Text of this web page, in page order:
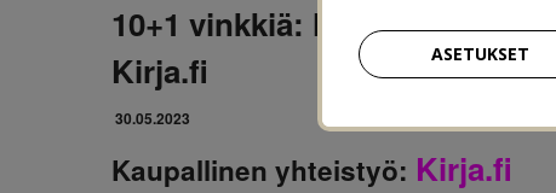
10+1 vinkkiä: Näin saamme
Kirja.fi
30.05.2023
Kaupallinen yhteistyö: Kirja.fi
ASETUKSET